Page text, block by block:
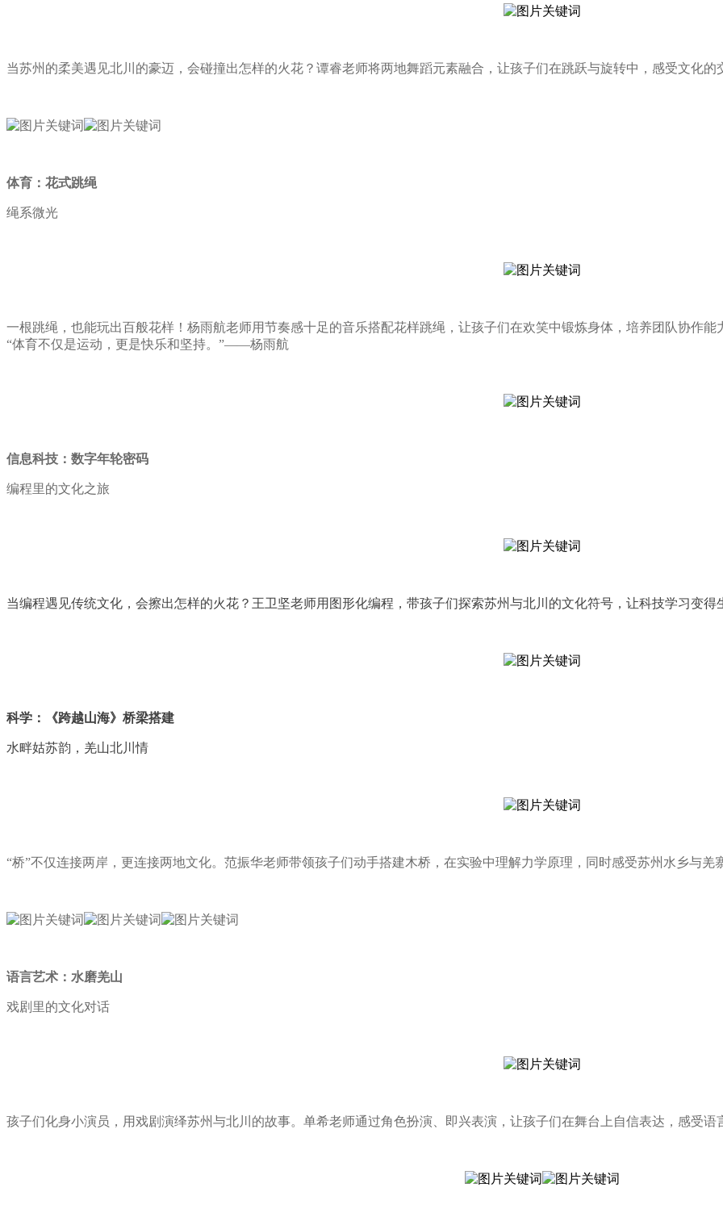
当苏州的柔美遇见北川的豪迈，会碰撞出怎样的火花？谭睿老师将两地舞蹈元素融合，让孩子们在跳跃与旋转中，感受文化的
体育：花式跳绳
绳系微光
一根跳绳，也能玩出百般花样！杨雨航老师用节奏感十足的音乐搭配花样跳绳，让孩子们在欢笑中锻炼身体，培养团队协作能
“体育不仅是运动，更是快乐和坚持。”——杨雨航
信息科技：数字年轮密码
编程里的文化之旅
当编程遇见传统文化，会擦出怎样的火花？王卫坚老师用图形化编程，带孩子们探索苏州与北川的文化符号，让科技学习变得
科学：《跨越山海》桥梁搭建
水畔姑苏韵，羌山北川情
“桥”不仅连接两岸，更连接两地文化。范振华老师带领孩子们动手搭建木桥，在实验中理解力学原理，同时感受苏州水乡与羌
语言艺术：水磨羌山
戏剧里的文化对话
孩子们化身小演员，用戏剧演绎苏州与北川的故事。单希老师通过角色扮演、即兴表演，让孩子们在舞台上自信表达，感受语